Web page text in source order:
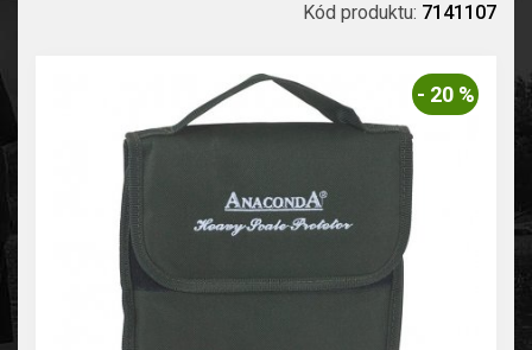
Kód produktu: 7141107
- 20 %